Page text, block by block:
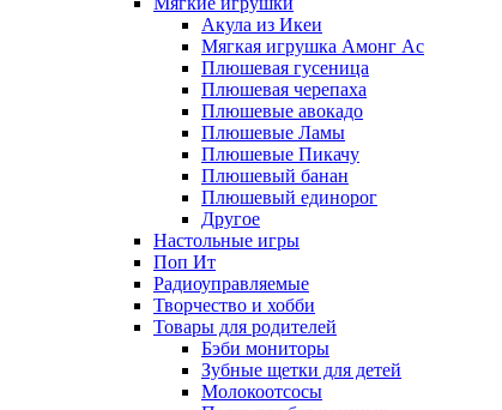
Акула из Икеи
Мягкая игрушка Амонг Ас
Плюшевая гусеница
Плюшевая черепаха
Плюшевые авокадо
Плюшевые Ламы
Плюшевые Пикачу
Плюшевый банан
Плюшевый единорог
Другое
Настольные игры
Поп Ит
Радиоуправляемые
Творчество и хобби
Товары для родителей
Бэби мониторы
Зубные щетки для детей
Молокоотсосы